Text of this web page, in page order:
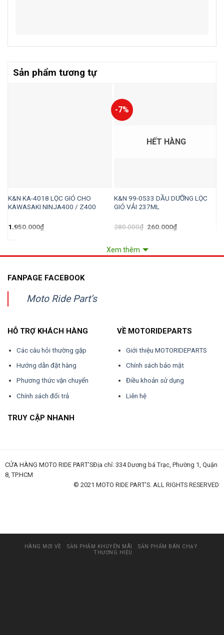
Xem thêm
Sản phẩm tương tự
K&N KA-4018 LỌC GIÓ CHO
KAWASAKI NINJA400 / Z400
1.950.000₫
-7%
HẾT HÀNG
K&N 99-0533 DẦU DƯỠNG LỌC
GIÓ VẢI 237ML
280.000₫ Giá
260.000₫Giá
FANPAGE FACEBOOK
Moto Ride Part’s
HỖ TRỢ KHÁCH HÀNG
Các câu hỏi thường gặp
Hướng dẫn đặt hàng
Phương thức vận chuyển
Chính sách đổi trả
VỀ MOTORIDEPARTS
Giới thiệu MOTORIDEPARTS
Chính sách bảo mật
Điều khoản sử dụng
Liên hệ
TRUY CẬP NHANH
CỬA HÀNG MOTO RIDE PART'SĐịa chỉ: 334 Dương bá Trạc, Phường 1, Quận
8, TP.HCM
© 2021 MOTO RIDE PART'S. ALL RIGHTS RESERVED
HÀNG MỚI VỀ SẢN PHẨM KHUYẾN MÃI
SẢN PHẨM BÁN CHẠY
THƯƠNG HIỆU